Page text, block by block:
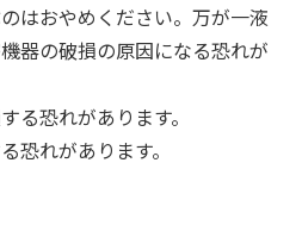
はおやめください。万が一液
器の破損の原因になる恐れが
る恐れがあります。
恐れがあります。